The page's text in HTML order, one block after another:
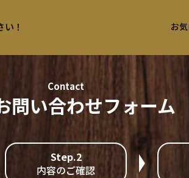
！ お
Contact
問い合わせフォーム
Step.2
内容のご確認